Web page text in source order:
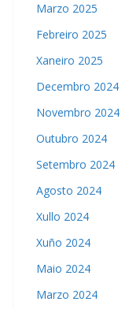
Marzo 2025
Febreiro 2025
Xaneiro 2025
Decembro 2024
Novembro 2024
Outubro 2024
Setembro 2024
Agosto 2024
Xullo 2024
Xuño 2024
Maio 2024
Marzo 2024